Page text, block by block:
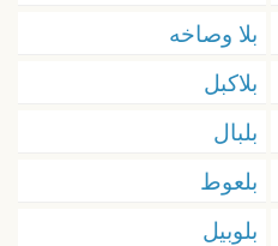
بلا وصاخه
بلاكبل
بلبال
بلعوط
بلوبيل